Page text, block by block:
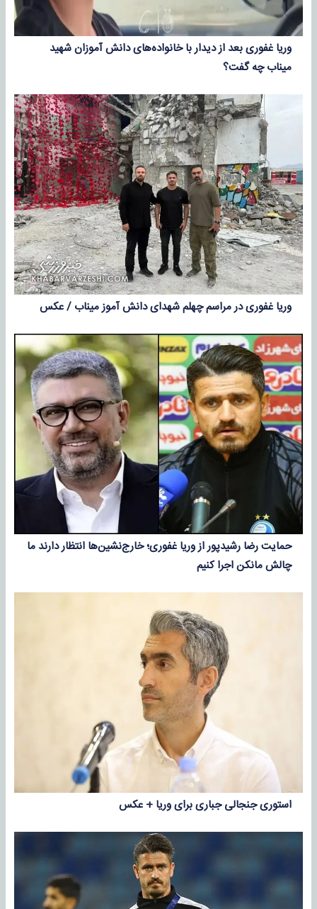
وریا غفوری بعد از دیدار با خانواده‌های دانش آموزان شهید
میناب چه گفت؟
وریا غفوری در مراسم چهلم شهدای دانش آموز میناب / عکس
حمایت رضا رشیدپور از وریا غفوری؛ خارج‌نشین‌ها انتظار دارند ما
چالش مانکن اجرا کنیم
استوری جنجالی جباری برای وریا + عکس